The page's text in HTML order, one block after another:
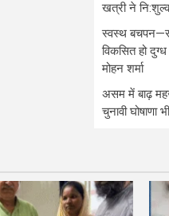
खत्री ने
स्वस्थ
विकसित हो
मोहन शर्मा
असम में बाढ़
चुनावी